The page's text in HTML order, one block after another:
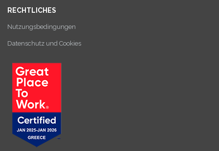
RECHTLICHES
Nutzungsbedingungen
Datenschutz und Cookies